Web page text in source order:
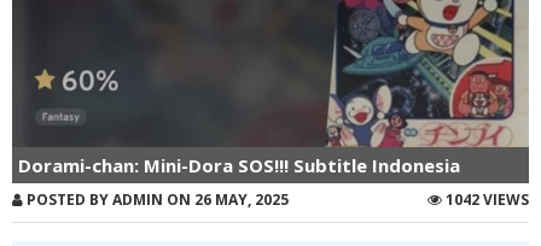
Dorami-chan: Mini-Dora SOS!!! Subtitle Indonesia
POSTED BY ADMIN ON 26 MAY, 2025 1042 VIEWS